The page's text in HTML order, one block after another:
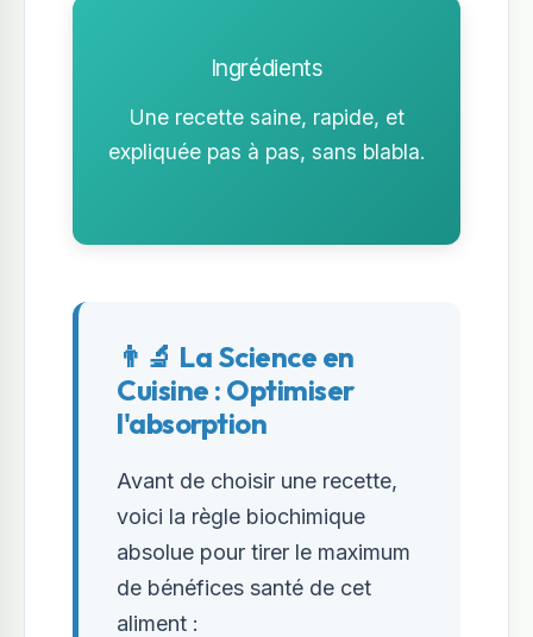
Ingrédients
Une recette saine, rapide, et
expliquée pas à pas, sans blabla.
👨‍🔬 La Science en
Cuisine : Optimiser
l'absorption
Avant de choisir une recette,
voici la règle biochimique
absolue pour tirer le maximum
de bénéfices santé de cet
aliment :